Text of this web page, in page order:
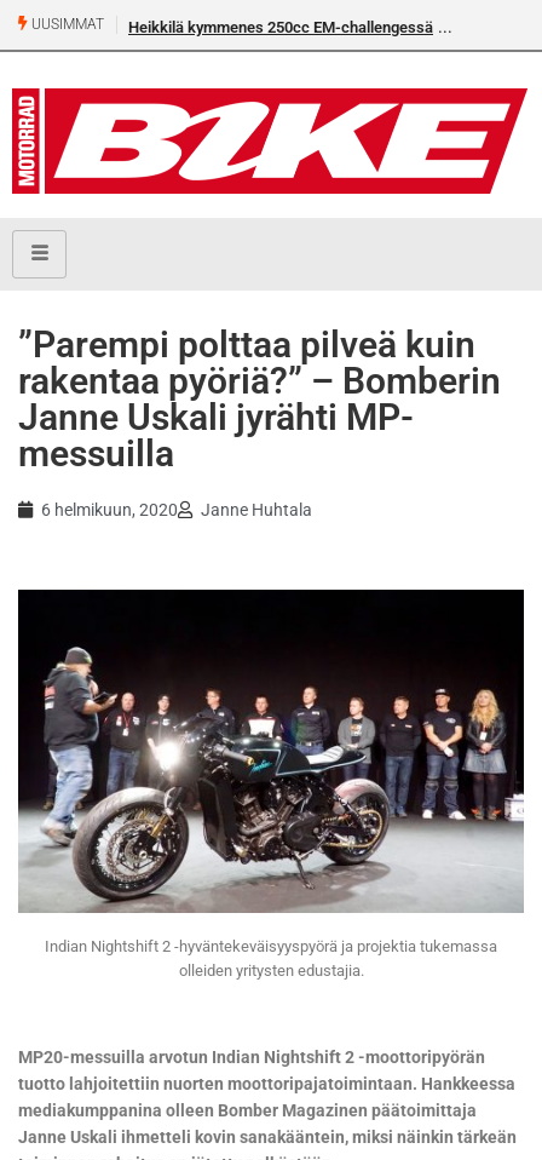
UUSIMMAT Heikkilä kymmenes 250cc EM-challengessä
”Parempi polttaa pilveä kuin
rakentaa pyöriä?” – Bomberin
Janne Uskali jyrähti MP-
messuilla
6 helmikuun, 2020 Janne Huhtala
Indian Nightshift 2 -hyväntekeväisyyspyörä ja projektia tukemassa
olleiden yritysten edustajia.
MP20-messuilla arvotun Indian Nightshift 2 -moottoripyörän
tuotto lahjoitettiin nuorten moottoripajatoimintaan. Hankkeessa
mediakumppanina olleen Bomber Magazinen päätoimittaja
Janne Uskali ihmetteli kovin sanakääntein, miksi näinkin tärkeän